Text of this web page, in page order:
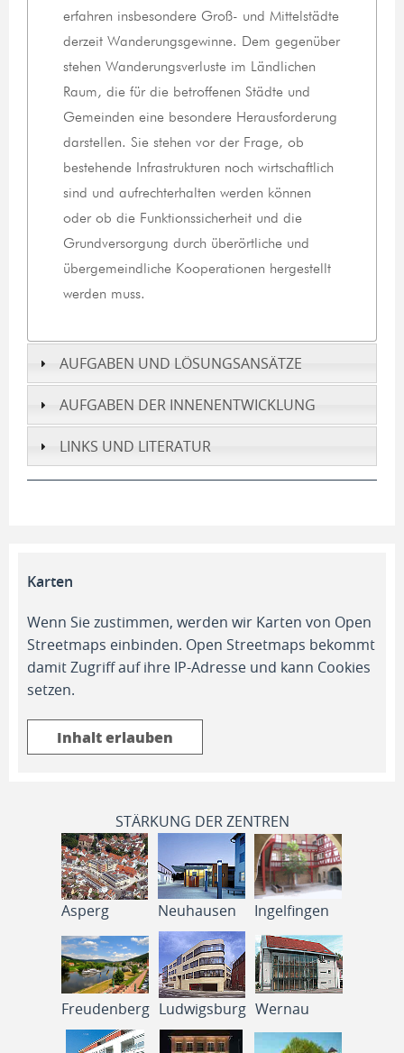
erfahren insbesondere Groß- und Mittelstädte
derzeit Wanderungsgewinne. Dem gegenüber
stehen Wanderungsverluste im Ländlichen
Raum, die für die betroffenen Städte und
Gemeinden eine besondere Herausforderung
darstellen. Sie stehen vor der Frage, ob
bestehende Infrastrukturen noch wirtschaftlich
sind und aufrechterhalten werden können
oder ob die Funktionssicherheit und die
Grundversorgung durch überörtliche und
übergemeindliche Kooperationen hergestellt
werden muss.
AUFGABEN UND LÖSUNGSANSÄTZE
AUFGABEN DER INNENENTWICKLUNG
LINKS UND LITERATUR
Karten
Wenn Sie zustimmen, werden wir Karten von Open
Streetmaps einbinden. Open Streetmaps bekommt
damit Zugriff auf ihre IP-Adresse und kann Cookies
setzen.
Inhalt erlauben
STÄRKUNG DER ZENTREN
Asperg Neuhausen Ingelfingen
Freudenberg Ludwigsburg Wernau